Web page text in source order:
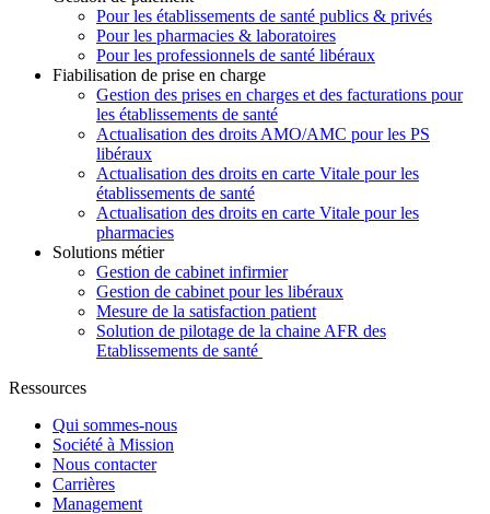
Pour les établissements de santé publics & privés
Pour les pharmacies & laboratoires
Pour les professionnels de santé libéraux
Fiabilisation de prise en charge
Gestion des prises en charges et des facturations pour
les établissements de santé
Actualisation des droits AMO/AMC pour les PS
libéraux
Actualisation des droits en carte Vitale pour les
établissements de santé
Actualisation des droits en carte Vitale pour les
pharmacies
Solutions métier
Gestion de cabinet infirmier
Gestion de cabinet pour les libéraux
Mesure de la satisfaction patient
Solution de pilotage de la chaine AFR des
Etablissements de santé
Ressources
Qui sommes-nous
Société à Mission
Nous contacter
Carrières
Management